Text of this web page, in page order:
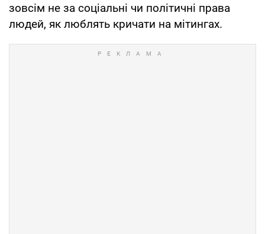
зовсім не за соціальні чи політичні права
людей, як люблять кричати на мітингах.